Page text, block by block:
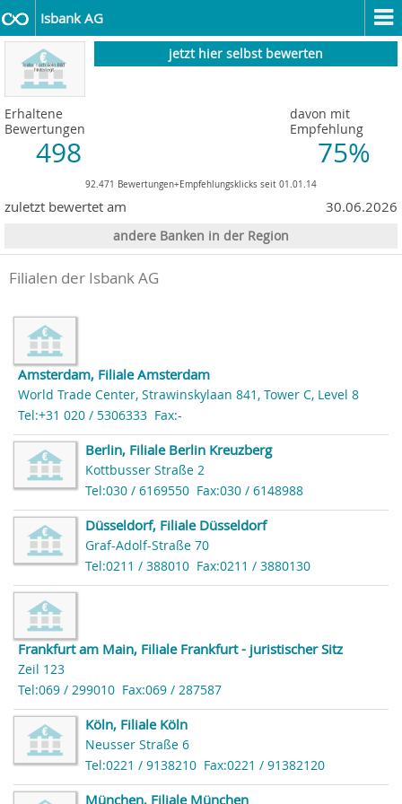
Isbank AG
jetzt hier selbst bewerten
Erhaltene
Bewertungen
498
davon mit
Empfehlung
75%
92.471 Bewertungen+Empfehlungsklicks seit 01.01.14
zuletzt bewertet am 30.06.2026
andere Banken in der Region
Filialen der Isbank AG
Amsterdam, Filiale Amsterdam
World Trade Center, Strawinskylaan 841, Tower C, Level 8
Tel:+31 020 / 5306333 Fax:-
Berlin, Filiale Berlin Kreuzberg
Kottbusser Straße 2
Tel:030 / 6169550 Fax:030 / 6148988
Düsseldorf, Filiale Düsseldorf
Graf-Adolf-Straße 70
Tel:0211 / 388010 Fax:0211 / 3880130
Frankfurt am Main, Filiale Frankfurt - juristischer Sitz
Zeil 123
Tel:069 / 299010 Fax:069 / 287587
Köln, Filiale Köln
Neusser Straße 6
Tel:0221 / 9138210 Fax:0221 / 91382120
München, Filiale München